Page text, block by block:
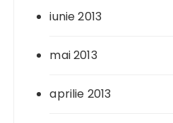
iunie 2013
mai 2013
aprilie 2013